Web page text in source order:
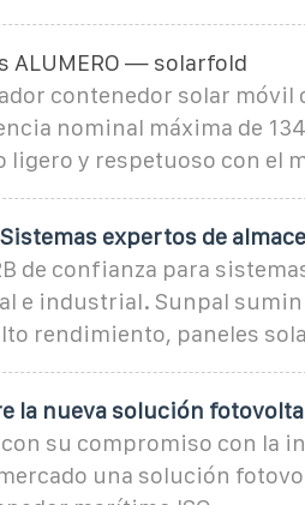
ALUMERO — solarfold
contenedor solar
nominal máxima de
ligero y respetuoso con el
expertos de
de confianza para
e industrial. Sunpal
rendimiento, paneles
la nueva solución
con su compromiso con la
una solución